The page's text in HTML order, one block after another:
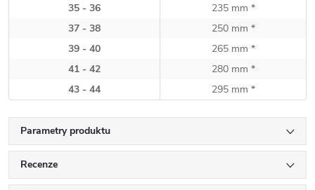
35 - 36
235 mm *
37 - 38
250 mm *
39 - 40
265 mm *
41 - 42
280 mm *
43 - 44
295 mm *
Parametry produktu
Recenze